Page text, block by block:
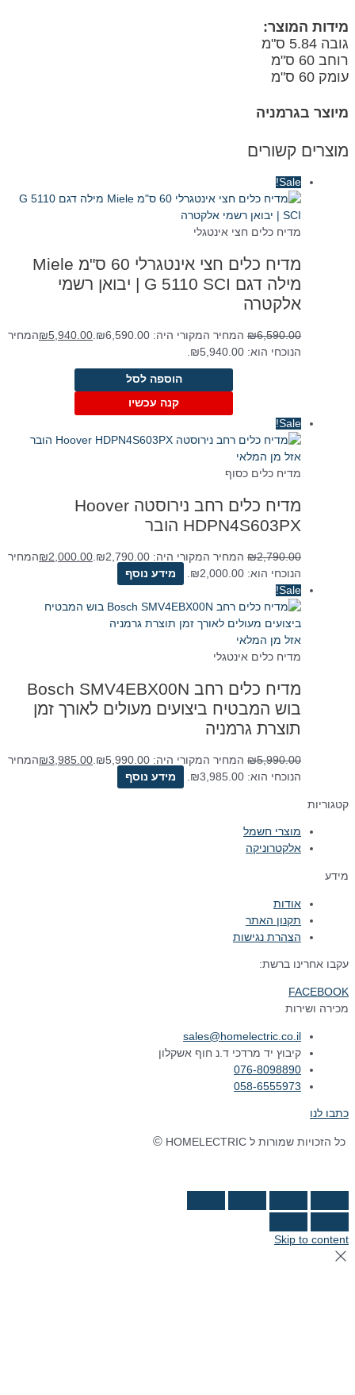
מידות המוצר:
גובה 5.84 ס"מ
רוחב 60 ס"מ
עומק 60 ס"מ
מיוצר בגרמניה
מוצרים קשורים
Sale!
מדיח כלים חצי אינטגלי
מדיח כלים חצי אינטגרלי 60 ס"מ Miele
מילה דגם G 5110 SCI | יבואן רשמי
אלקטרה
₪6,590.00 המחיר המקורי היה: ₪6,590.00. ₪5,940.00
המחיר
הנוכחי הוא: ₪5,940.00.
הוספה לסל
קנה עכשיו
Sale!
אזל מן המלאי
מדיח כלים כסוף
מדיח כלים ‏רחב נירוסטה Hoover
HDPN4S603PX הובר
₪2,790.00 המחיר המקורי היה: ₪2,790.00. ₪2,000.00
המחיר
הנוכחי הוא: ₪2,000.00.
מידע נוסף
Sale!
אזל מן המלאי
מדיח כלים אינטגלי
מדיח כלים ‏רחב Bosch SMV4EBX00N
בוש המבטיח ביצועים מעולים לאורך זמן
תוצרת גרמניה
₪5,990.00 המחיר המקורי היה: ₪5,990.00. ₪3,985.00
המחיר
הנוכחי הוא: ₪3,985.00.
מידע נוסף
קטגוריות
מוצרי חשמל
אלקטרוניקה
מידע
אודות
תקנון האתר
הצהרת נגישות
עקבו אחרינו ברשת:
FACEBOOK
מכירה ושירות
sales@homelectric.co.il
קיבוץ יד מרדכי ד.נ חוף אשקלון
076-8098890
058-6555973
כתבו לנו
כל הזכויות שמורות ל HOMELECTRIC ©
Skip to content